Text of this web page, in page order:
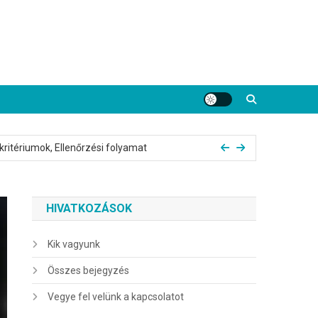
elégedettség
Ellenőrzési folyamat
Eseményeken való részvétel
Igénylés folyamata
elégedettség
Ellenőrzési folyamat
HIVATKOZÁSOK
Kik vagyunk
Összes bejegyzés
Vegye fel velünk a kapcsolatot